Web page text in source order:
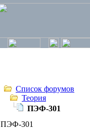
Список форумов
Теория
ПЭФ-301
ПЭФ-301